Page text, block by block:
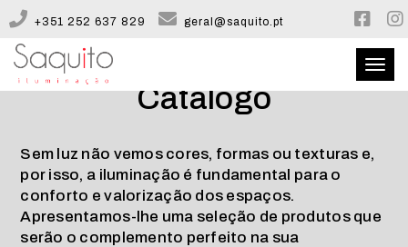
+351 252 637 829 geral@saquito.pt
Toggle
CATÁLOGO
CONFIGURADOR
Catálogo
Sem luz não vemos cores, formas ou texturas e,
por isso, a iluminação é fundamental para o
conforto e valorização dos espaços.
Apresentamos-lhe uma seleção de produtos que
serão o complemento perfeito na sua